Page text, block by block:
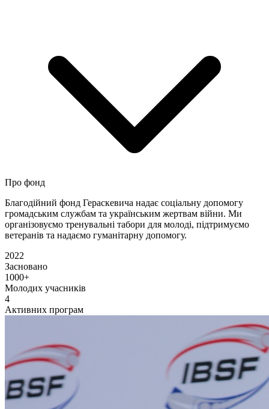
Про фонд
Благодійний фонд Гераскевича надає соціальну допомогу
громадським службам та українським жертвам війни. Ми
організовуємо тренувальні табори для молоді, підтримуємо
ветеранів та надаємо гуманітарну допомогу.
2022
Засновано
1000+
Молодих учасників
4
Активних програм